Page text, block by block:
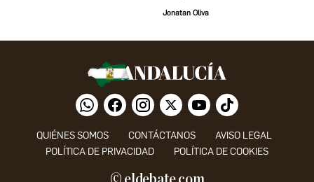
Jonatan Oliva
QUIÉNES SOMOS CONTÁCTANOS
AVISO LEGAL
POLÍTICA DE PRIVACIDAD
POLÍTICA DE COOKIES